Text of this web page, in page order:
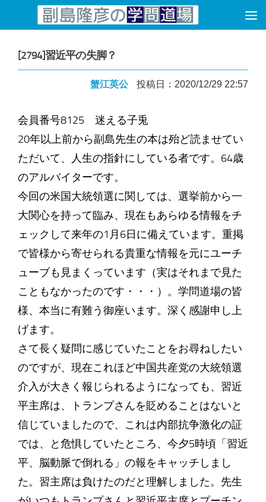
コンテンツへスキップ
[2794]習近平の失脚？
蟹江英公 投稿日：2020/12/29 22:57
会員番号8125 迷える子兎
20年以上前から副島先生の本は殆ど読ませてい
ただいて、人生の指針にしている者です。64歳
のアルバイターです。
今回の米国大統領選に関しては、選挙前から一
大関心を持って臨み、現在もあらゆる情報をチ
ェックして来年の1月6日に備えています。重掲
で皆様から寄せられる貴重な情報を元にユーチ
ューブも見まくっています（実はそれまで見た
こともなかったのです・・・）。学問道場の皆
様、本当に有難う御座います。深く感謝申し上
げます。
さて長く疑問に感じていたことをお尋ねしたい
のですが、現在これほど中国共産党の大統領選
介入が大きく報じられるようになっても、習近
平主席は、トランプさんを貶めることはないと
信じていましたので、これは内部抗争激化の証
では、と危惧していたところ、今夕5時頃「習近
平、脳動脈で倒れる」の報をキャッチしまし
た。習主席は負けたのだと理解しました。先生